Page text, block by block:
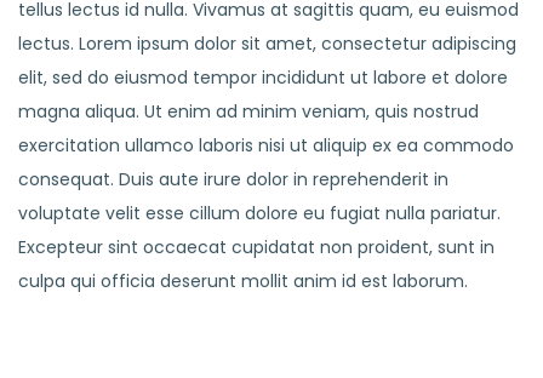
tellus lectus id nulla. Vivamus at sagittis quam, eu euismod
lectus. Lorem ipsum dolor sit amet, consectetur adipiscing
elit, sed do eiusmod tempor incididunt ut labore et dolore
magna aliqua. Ut enim ad minim veniam, quis nostrud
exercitation ullamco laboris nisi ut aliquip ex ea commodo
consequat. Duis aute irure dolor in reprehenderit in
voluptate velit esse cillum dolore eu fugiat nulla pariatur.
Excepteur sint occaecat cupidatat non proident, sunt in
culpa qui officia deserunt mollit anim id est laborum.